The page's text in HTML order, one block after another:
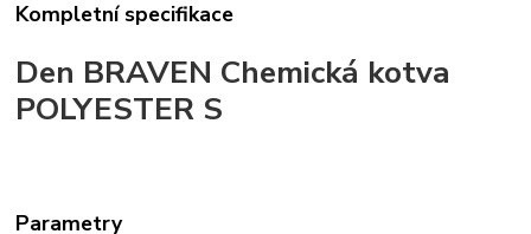
Kompletní specifikace
Den BRAVEN Chemická kotva
POLYESTER S
Parametry